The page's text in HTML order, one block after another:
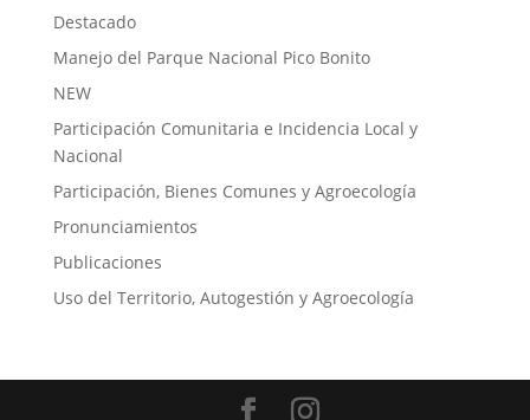
Destacado
Manejo del Parque Nacional Pico Bonito
NEW
Participación Comunitaria e Incidencia Local y
Nacional
Participación, Bienes Comunes y Agroecología
Pronunciamientos
Publicaciones
Uso del Territorio, Autogestión y Agroecología